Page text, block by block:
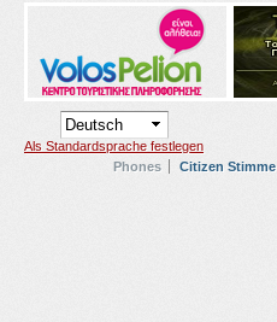
Als Standardsprache festlegen
Phones
Citizen Stimme